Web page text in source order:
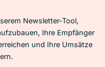
Newsletter-Tool,
Ihre Empfänger
und Ihre Umsätze